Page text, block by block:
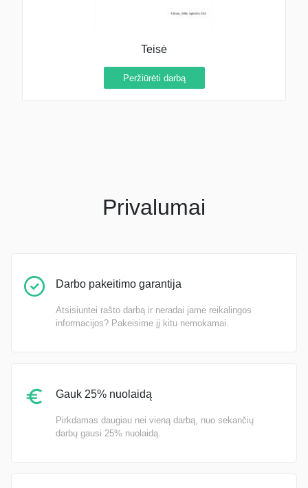
Teisė
Peržiūrėti darbą
Privalumai
Darbo pakeitimo garantija
Atsisiuntei rašto darbą ir neradai jame reikalingos
informacijos? Pakeisime jį kitu nemokamai.
Gauk 25% nuolaidą
Pirkdamas daugiau nei vieną darbą, nuo sekančių
darbų gausi 25% nuolaidą.